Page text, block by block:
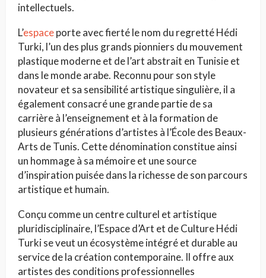
intellectuels.
L’espaceporte avec fierté le nom du regretté Hédi
Turki, l’un des plus grands pionniers du mouvement
plastique moderne et de l’art abstrait en Tunisie et
dans le monde arabe. Reconnu pour son style
novateur et sa sensibilité artistique singulière, il a
également consacré une grande partie de sa
carrière à l’enseignement et à la formation de
plusieurs générations d’artistes à l’École des Beaux-
Arts de Tunis. Cette dénomination constitue ainsi
un hommage à sa mémoire et une source
d’inspiration puisée dans la richesse de son parcours
artistique et humain.
Conçu comme un centre culturel et artistique
pluridisciplinaire, l’Espace d’Art et de Culture Hédi
Turki se veut un écosystème intégré et durable au
service de la création contemporaine. Il offre aux
artistes des conditions professionnelles